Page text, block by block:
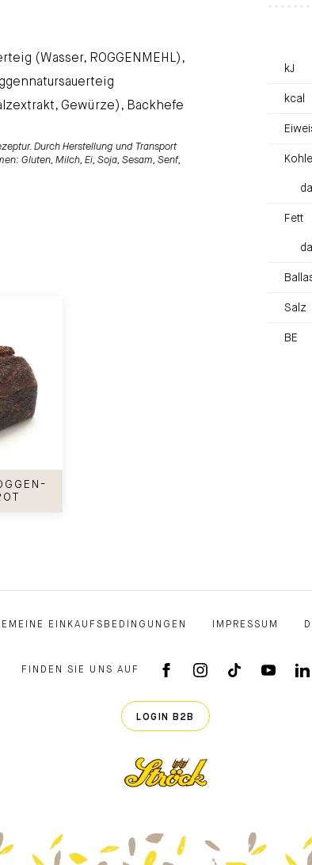
(Wasser, ROGGENMEHL),
Gewürze), Backhefe
Durch Herstellung und Transport
Gluten, Milch, Ei, Soja, Sesam, Senf,
Buchweizenbrot
kJ
kcal
Fett
Salz
BE
EINKAUFSBEDINGUNGEN IMPRESSUM
FINDEN SIE UNS AUF
FACEBOOK APP
INSTAGRAM
TIKTOK
LOGIN B2B